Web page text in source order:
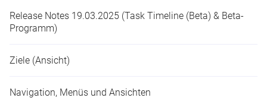
Release Notes 19.03.2025 (Task Timeline (Beta) & Beta-
Programm)
Ziele (Ansicht)
Navigation, Menüs und Ansichten